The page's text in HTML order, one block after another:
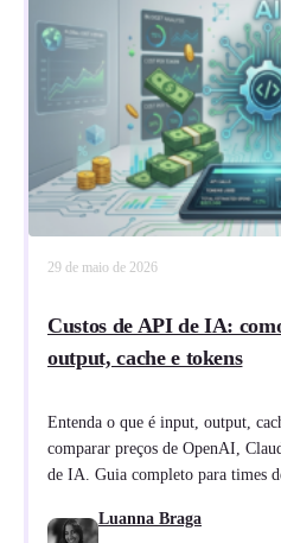
29 de maio de 2026
Custos de API de IA:
output, cache e tokens
Entenda o que é input, output,
comparar preços de OpenAI,
de IA. Guia completo para times
Luanna Braga